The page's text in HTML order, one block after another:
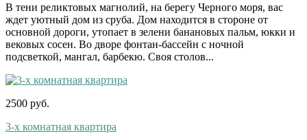
В тени реликтовых магнолий, на берегу Черного моря, вас
ждет уютный дом из сруба. Дом находится в стороне от
основной дороги, утопает в зелени банановых пальм, юкки и
вековых сосен. Во дворе фонтан-бассейн с ночной
подсветкой, мангал, барбекю. Своя столов...
2500 руб.
3-х комнатная квартира